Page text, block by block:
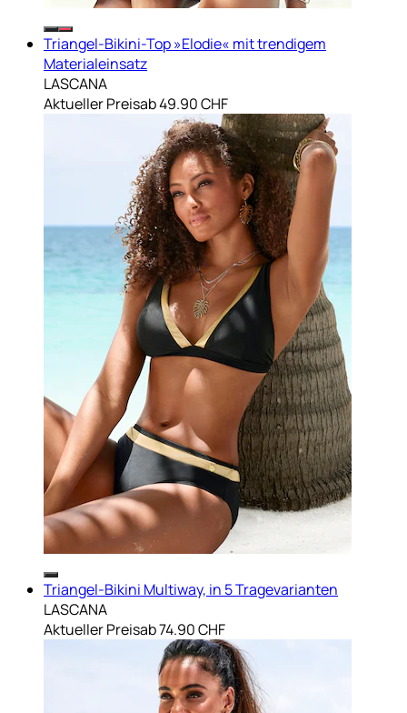
Triangel-Bikini-Top »Elodie« mit trendigem
Materialeinsatz
LASCANA
Aktueller Preisab49.90 CHF
Triangel-Bikini Multiway, in 5 Tragevarianten
LASCANA
Aktueller Preisab74.90 CHF